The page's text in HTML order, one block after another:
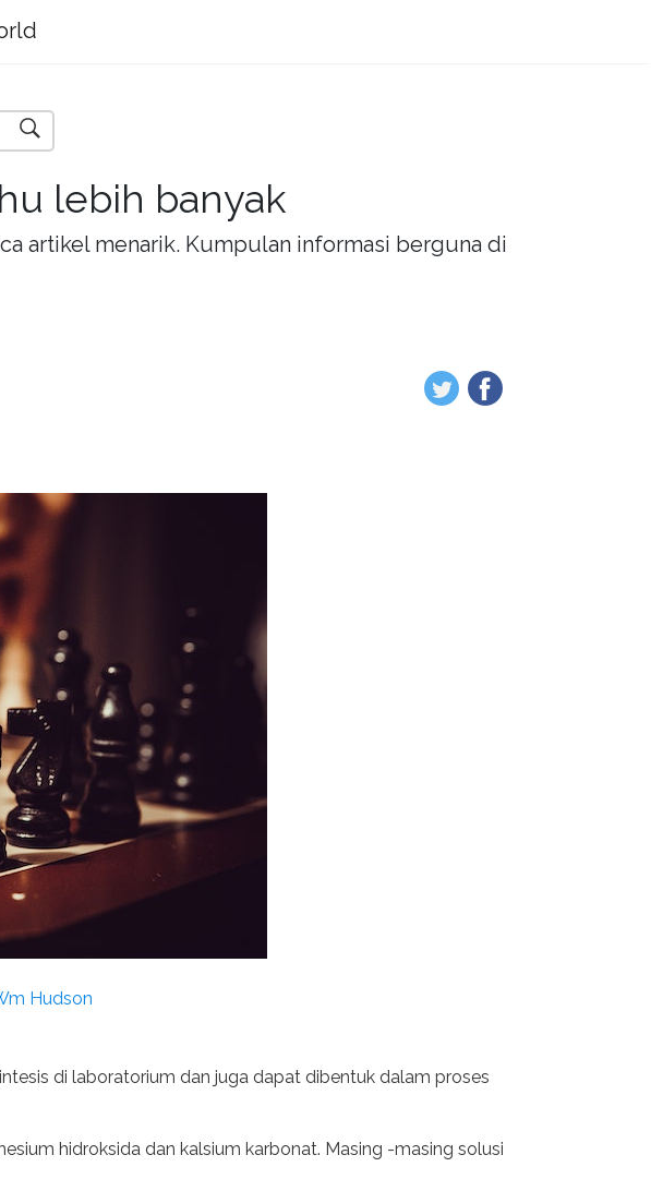
lebih banyak
artikel menarik. Kumpulan informasi berguna di
Hudson
di laboratorium dan juga dapat dibentuk dalam proses
hidroksida dan kalsium karbonat. Masing -masing solusi